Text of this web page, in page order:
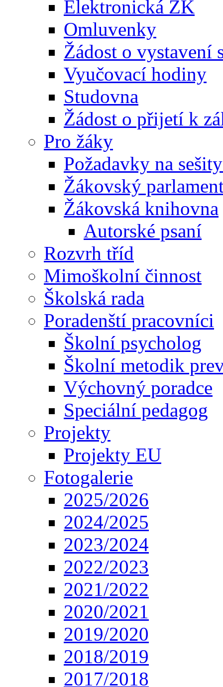
Elektronická ŽK
Omluvenky
Žádost o vystavení
Vyučovací hodiny
Studovna
Žádost o přijetí k
Pro žáky
Požadavky na
Žákovský
Žákovská knihovna
Autorské psaní
Rozvrh tříd
Mimoškolní činnost
Školská rada
Poradenští pracovníci
Školní psycholog
Školní metodik
Výchovný poradce
Speciální pedagog
Projekty
Projekty EU
Fotogalerie
2025/2026
2024/2025
2023/2024
2022/2023
2021/2022
2020/2021
2019/2020
2018/2019
2017/2018